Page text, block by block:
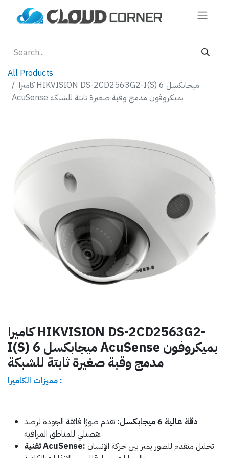
All Products
كاميرا HIKVISION DS-2CD2563G2-I(S) 6 ميجابكسل
AcuSense بميكروفون مدمج وقبة صغيرة ثابتة للشبكة
كاميرا HIKVISION DS-2CD2563G2-
I(S) 6 ميجابكسل AcuSense بميكروفون
مدمج وقبة صغيرة ثابتة للشبكة
مميزات الكاميرا :
دقة عالية 6 ميجابكسل:
تقدم صورًا فائقة الجودة لرصد
تفصيلي للمناطق المراقبة.
تقنية AcuSense: تحليل متقدم للصور يميز بين حركة الإنسان